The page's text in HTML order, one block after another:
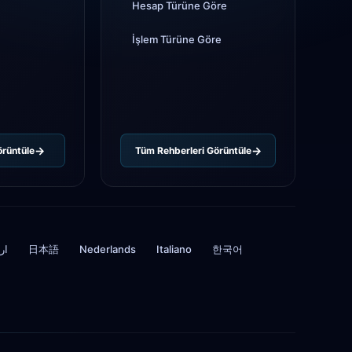
Hesap Türüne Göre
İşlem Türüne Göre
Tüm Rehberleri Görüntüle
日本語 Nederlands Italiano 한국어